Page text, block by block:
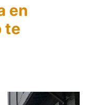
en
te